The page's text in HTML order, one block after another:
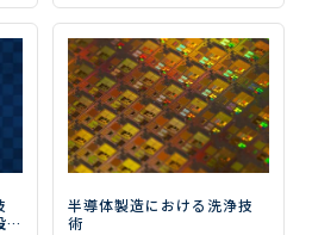
半導体製造における洗浄技
術